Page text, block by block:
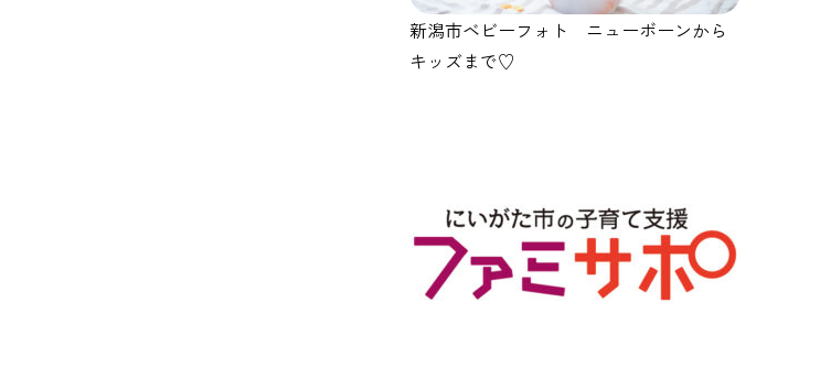
新潟市ベビーフォト ニューボーンから
キッズまで♡